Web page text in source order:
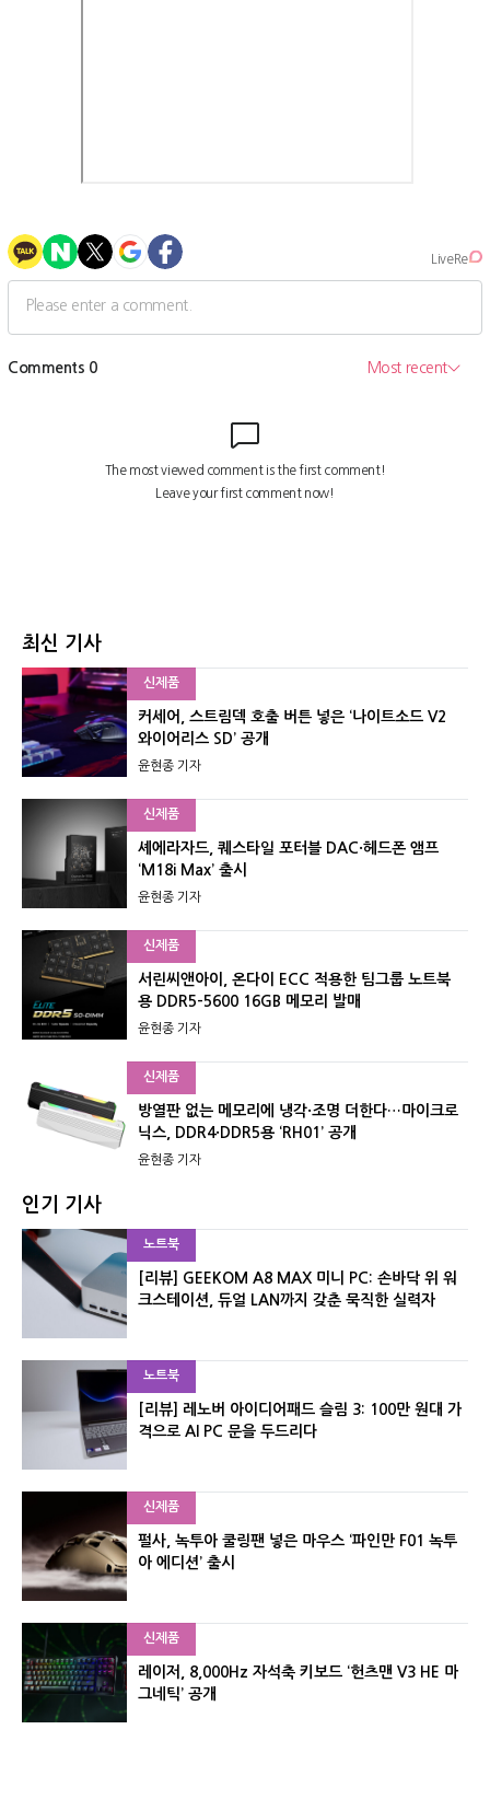
최신 기사
신제품
커세어, 스트림덱 호출 버튼 넣은 ‘나이트소드 V2
와이어리스 SD’ 공개
윤현종 기자
신제품
셰에라자드, 퀘스타일 포터블 DAC·헤드폰 앰프
‘M18i Max’ 출시
윤현종 기자
신제품
서린씨앤아이, 온다이 ECC 적용한 팀그룹 노트북
용 DDR5-5600 16GB 메모리 발매
윤현종 기자
신제품
방열판 없는 메모리에 냉각·조명 더한다…마이크로
닉스, DDR4·DDR5용 ‘RH01’ 공개
윤현종 기자
인기 기사
노트북
[리뷰] GEEKOM A8 MAX 미니 PC: 손바닥 위 워
크스테이션, 듀얼 LAN까지 갖춘 묵직한 실력자
노트북
[리뷰] 레노버 아이디어패드 슬림 3: 100만 원대 가
격으로 AI PC 문을 두드리다
신제품
펄사, 녹투아 쿨링팬 넣은 마우스 ‘파인만 F01 녹투
아 에디션’ 출시
신제품
레이저, 8,000Hz 자석축 키보드 ‘헌츠맨 V3 HE 마
그네틱’ 공개